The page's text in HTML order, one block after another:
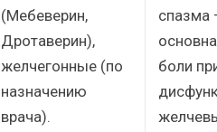
(Мебеверин,
Дротаверин),
желчегонные (по
назначению
врача).
спазма
боли